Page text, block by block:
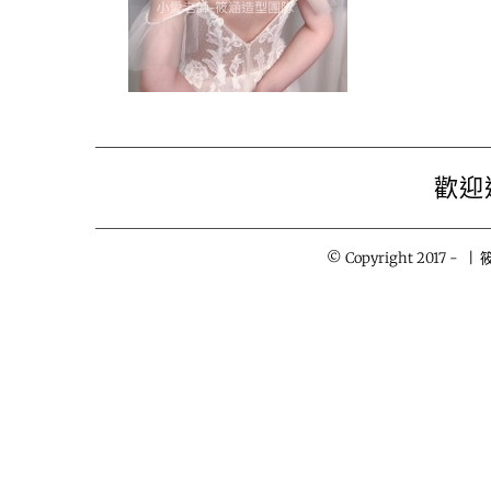
歡迎
© Copyright 2017 - |